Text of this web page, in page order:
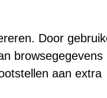
Door
browsegegevens
aan extra